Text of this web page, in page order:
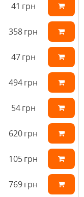
41 грн
358грн
47 грн
494грн
54 грн
620грн
105грн
769грн